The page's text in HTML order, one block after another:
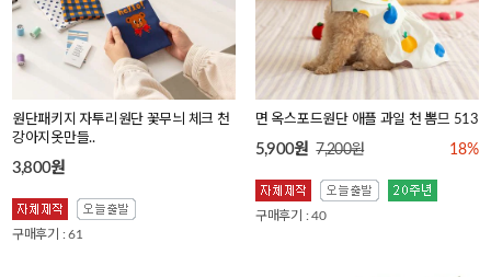
원단패키지 자투리원단 꽃무늬 체크 천
강아지옷만들..
3,800원
구매후기 : 61
면 옥스포드원단 애플 과일 천 뽐므 513
5,900원 7,200원 18%
구매후기 : 40